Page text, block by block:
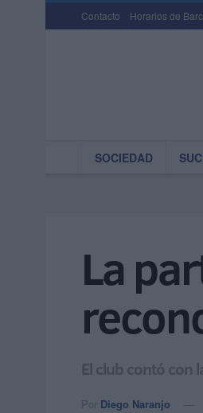
Contacto Horarios de
SOCIEDAD
La
El club contó con
Por Diego Naranjo